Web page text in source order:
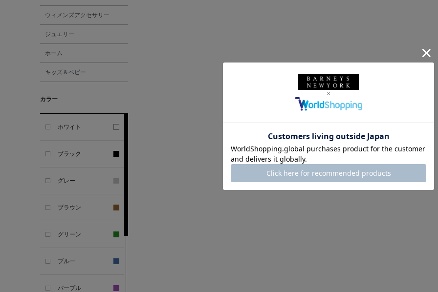
ALTEA
AMOMENTO
ANCIENT GREEK
ウィメンズアクセサリー
ジュエリー
ホーム
キッズ＆ベビー
カラー
ホワイト
ブラック
グレー
ブラウン
グリーン
ブルー
パープル